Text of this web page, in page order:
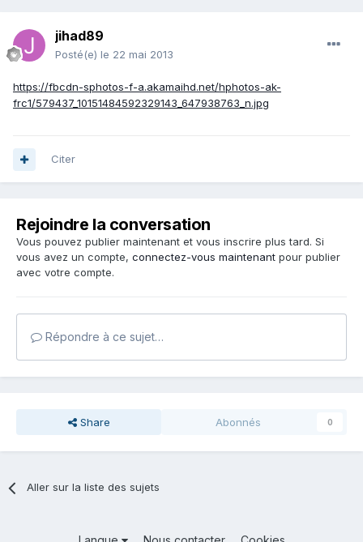
jihad89
Posté(e) le 22 mai 2013
https://fbcdn-sphotos-f-a.akamaihd.net/hphotos-ak-
frc1/579437_10151484592329143_647938763_n.jpg
Citer
Rejoindre la conversation
Vous pouvez publier maintenant et vous inscrire plus tard. Si
vous avez un compte, connectez-vous maintenant pour publier
avec votre compte.
Répondre à ce sujet…
Share Abonnés 0
Aller sur la liste des sujets